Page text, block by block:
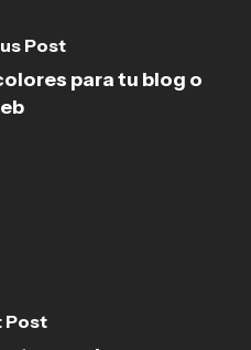
Post
para tu blog o
Post